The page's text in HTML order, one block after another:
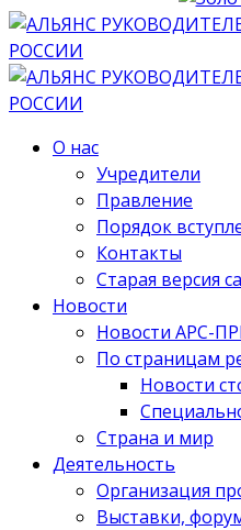
О нас
Учредители
Правление
Порядок
Контакты
Старая версия
Новости
Новости АРС-
По страницам
Новости
Страна и мир
Деятельность
Организация
Выставки,